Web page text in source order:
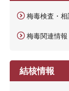
梅毒検査・相
梅毒関連情報
結核情報